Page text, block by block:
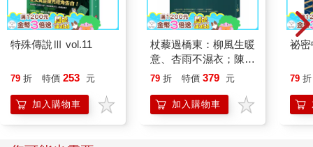
特殊傳說Ⅲ vol.11
79 折 特價 253 元
加入購物車
杖藜過橋東：柳風生暖
意、杏雨不濕衣；陳亮
恭談以心轉境的適齡漫
79 折 特價 379 元
加入購物車
祕
79 折